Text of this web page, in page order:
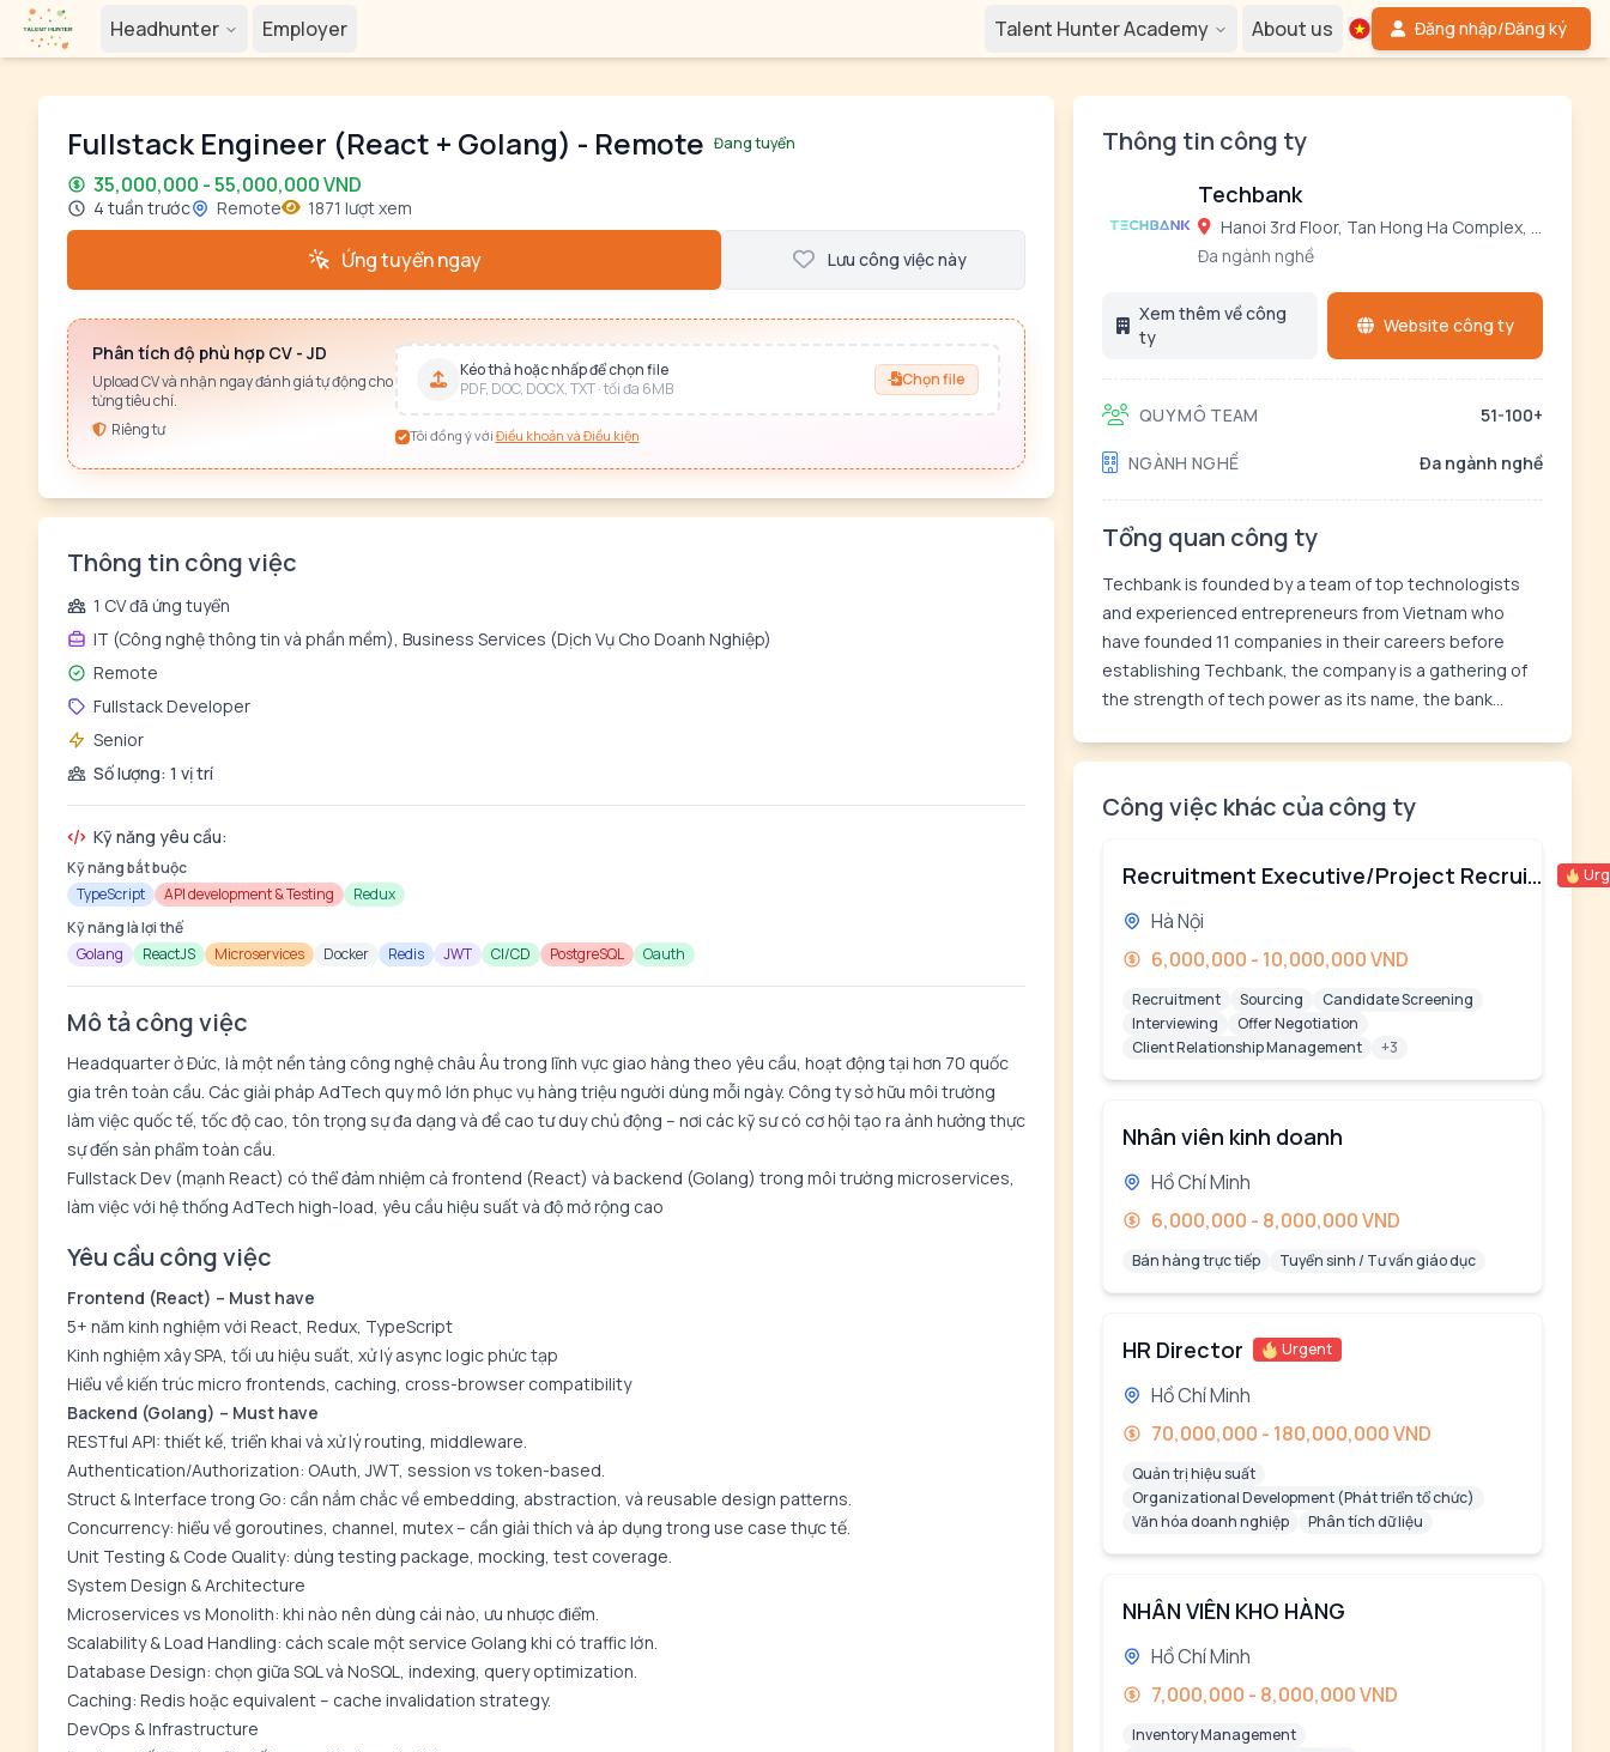
Headhunter Employer Talent Hunter Academy About us Đăng nhập/Đăng ký
Fullstack Engineer (React + Golang) - Remote Đang tuyển
35,000,000 - 55,000,000 VND
4 tuần trước Remote 1871 lượt xem
Ứng tuyển ngay Lưu công việc này
Phân tích độ phù hợp CV - JD
Upload CV và nhận ngay đánh giá tự động cho
từng tiêu chí.
Riêng tư
Kéo thả hoặc nhấp để chọn file
PDF, DOC, DOCX, TXT · tối đa 6MB
Chọn file
Tôi đồng ý với Điều khoản và Điều kiện
Thông tin công việc
1 CV đã ứng tuyển
IT (Công nghệ thông tin và phần mềm), Business Services (Dịch Vụ Cho Doanh Nghiệp)
Remote
Fullstack Developer
Senior
Số lượng: 1 vị trí
Kỹ năng yêu cầu:
Kỹ năng bắt buộc
TypeScript
API development & Testing
Redux
Kỹ năng là lợi thế
Golang
ReactJS Microservices Docker Redis JWT CI/CD PostgreSQL Oauth
Mô tả công việc
Headquarter ở Đức, là một nền tảng công nghệ châu Âu trong lĩnh vực giao hàng theo yêu cầu, hoạt động tại hơn 70 quốc
gia trên toàn cầu. Các giải pháp AdTech quy mô lớn phục vụ hàng triệu người dùng mỗi ngày. Công ty sở hữu môi trường
làm việc quốc tế, tốc độ cao, tôn trọng sự đa dạng và đề cao tư duy chủ động – nơi các kỹ sư có cơ hội tạo ra ảnh hưởng thực
sự đến sản phẩm toàn cầu.
Fullstack Dev (mạnh React) có thể đảm nhiệm cả frontend (React) và backend (Golang) trong môi trường microservices,
làm việc với hệ thống AdTech high-load, yêu cầu hiệu suất và độ mở rộng cao
Yêu cầu công việc
Frontend (React) – Must have
5+ năm kinh nghiệm với React, Redux, TypeScript
Kinh nghiệm xây SPA, tối ưu hiệu suất, xử lý async logic phức tạp
Hiểu về kiến trúc micro frontends, caching, cross-browser compatibility
Backend (Golang) – Must have
RESTful API: thiết kế, triển khai và xử lý routing, middleware.
Authentication/Authorization: OAuth, JWT, session vs token-based.
Struct & Interface trong Go: cần nắm chắc về embedding, abstraction, và reusable design patterns.
Concurrency: hiểu về goroutines, channel, mutex – cần giải thích và áp dụng trong use case thực tế.
Unit Testing & Code Quality: dùng testing package, mocking, test coverage.
System Design & Architecture
Microservices vs Monolith: khi nào nên dùng cái nào, ưu nhược điểm.
Scalability & Load Handling: cách scale một service Golang khi có traffic lớn.
Database Design: chọn giữa SQL và NoSQL, indexing, query optimization.
Caching: Redis hoặc equivalent – cache invalidation strategy.
DevOps & Infrastructure
Thông tin công ty
Techbank
Hanoi 3rd Floor, Tan Hong Ha Complex, 317 Truong Chinh Street, Thanh Xuan District, Hanoi , Vietnam Ho Chi Minh 01 Dang Van Sam, Ward 9, Phu Nhuan District, Ho Chi Minh City Da Nang
Đa ngành nghề
Xem thêm về công
ty
Website công ty
QUY MÔ TEAM 51-100+
NGÀNH NGHỀ Đa ngành nghề
Tổng quan công ty
Techbank is founded by a team of top technologists
and experienced entrepreneurs from Vietnam who
have founded 11 companies in their careers before
establishing Techbank, the company is a gathering of
the strength of tech power as its name, the bank...
Công việc khác của công ty
Recruitment Executive/Project Recruiter
Hà Nội
6,000,000 - 10,000,000 VND
Recruitment Sourcing
Candidate Screening
Interviewing
Offer Negotiation
Client Relationship Management
+3
Nhân viên kinh doanh
Hồ Chí Minh
6,000,000 - 8,000,000 VND
Bán hàng trực tiếp Tuyển sinh / Tư vấn giáo dục
HR Director Urgent
Hồ Chí Minh
70,000,000 - 180,000,000 VND
Quản trị hiệu suất
Organizational Development (Phát triển tổ chức)
Văn hóa doanh nghiệp
Phân tích dữ liệu
NHÂN VIÊN KHO HÀNG
Hồ Chí Minh
7,000,000 - 8,000,000 VND
Inventory Management